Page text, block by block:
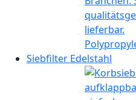
Siebfilter Edelstahl